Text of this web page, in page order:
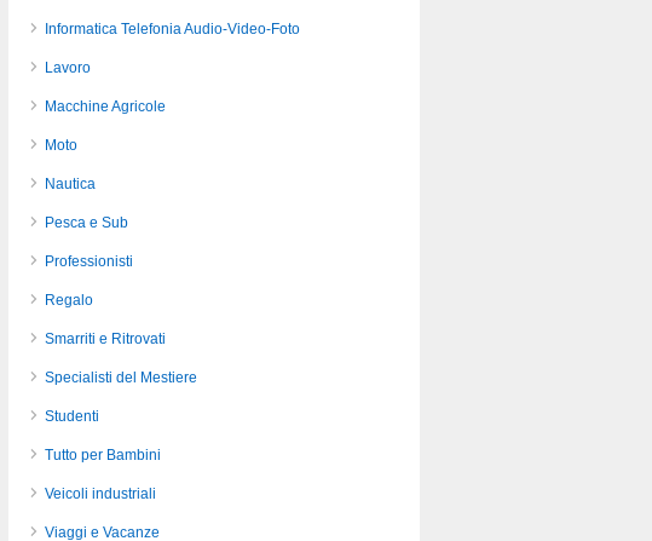
Informatica Telefonia Audio-Video-Foto
Lavoro
Macchine Agricole
Moto
Nautica
Pesca e Sub
Professionisti
Regalo
Smarriti e Ritrovati
Specialisti del Mestiere
Studenti
Tutto per Bambini
Veicoli industriali
Viaggi e Vacanze